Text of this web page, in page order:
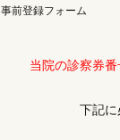
事前登録フォーム
当院の診察券番
下記に必要